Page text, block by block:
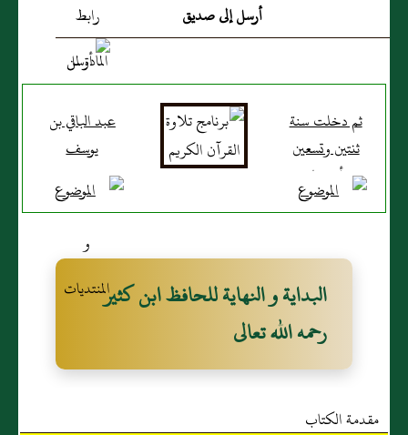
أرسل إلى صديق
ثم دخلت سنة
ثنتين وتسعين
وأربعمائة
عبد الباقي بن
يوسف
البداية و النهاية للحافظ ابن كثير
رحمه الله تعالى
مقدمة الكتاب